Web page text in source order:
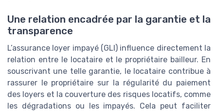
Une relation encadrée par la garantie et la
transparence
L’assurance loyer impayé (GLI) influence directement la
relation entre le locataire et le propriétaire bailleur. En
souscrivant une telle garantie, le locataire contribue à
rassurer le propriétaire sur la régularité du paiement
des loyers et la couverture des risques locatifs, comme
les dégradations ou les impayés. Cela peut faciliter